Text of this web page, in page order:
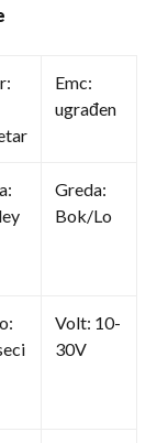
Emc:
ugrađen
Greda:
Bok/Lo
Volt: 10-
30V